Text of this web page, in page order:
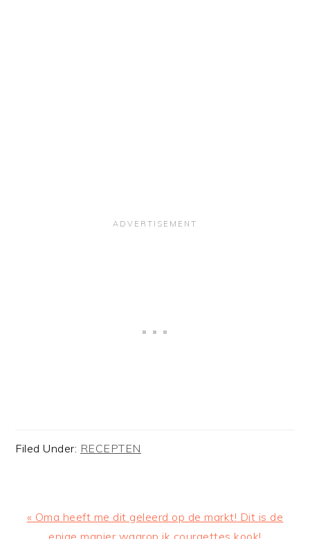
Filed Under: RECEPTEN
Previous
Post:
« Oma heeft me dit geleerd op de markt! Dit is de
enige manier waarop ik courgettes kook!